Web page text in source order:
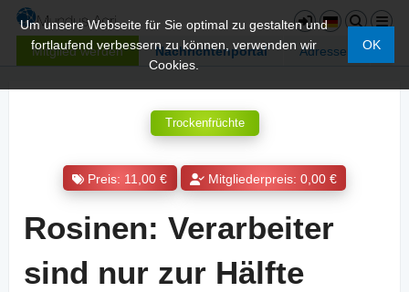
Mitglied werden Nachrichtenportal Adressen
Um unsere Webseite für Sie optimal zu gestalten und
fortlaufend verbessern zu können, verwenden wir
Cookies.
OK
Trockenfrüchte
Preis: 11,00 € Mitgliederpreis: 0,00 €
Rosinen: Verarbeiter
sind nur zur Hälfte